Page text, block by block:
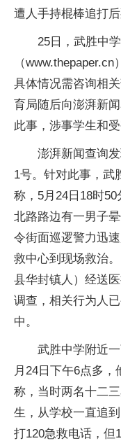
遭人手持棍棒追打后
25日，武胜中
（
具体情况需咨询相
育局随后向澎湃新
此事，涉事学生和
澎湃新闻查询
1号。针对此事，武
称，5月24日18时
北路路边有一男子
令街面巡逻警力迅
救中心到现场救治
县华封镇人）经送
调查，相关行为人
中。
武胜中学附近
月24日下午6点多
称，当时两名十二
生，从学校一直追
打120急救电话，但